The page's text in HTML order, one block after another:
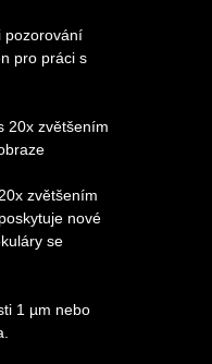
pozorování
pro práci s
20x zvětšením
zvětšením
nové
se
1 µm nebo